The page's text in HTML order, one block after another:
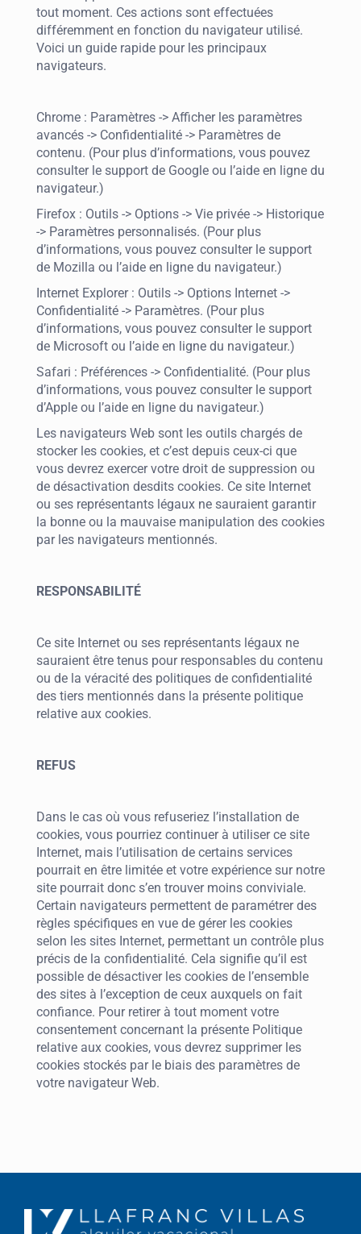
tout moment. Ces actions sont effectuées
différemment en fonction du navigateur utilisé.
Voici un guide rapide pour les principaux
navigateurs.
Chrome : Paramètres -> Afficher les paramètres
avancés -> Confidentialité -> Paramètres de
contenu. (Pour plus d’informations, vous pouvez
consulter le support de Google ou l’aide en ligne du
navigateur.)
Firefox : Outils -> Options -> Vie privée -> Historique
-> Paramètres personnalisés. (Pour plus
d’informations, vous pouvez consulter le support
de Mozilla ou l’aide en ligne du navigateur.)
Internet Explorer : Outils -> Options Internet ->
Confidentialité -> Paramètres. (Pour plus
d’informations, vous pouvez consulter le support
de Microsoft ou l’aide en ligne du navigateur.)
Safari : Préférences -> Confidentialité. (Pour plus
d’informations, vous pouvez consulter le support
d’Apple ou l’aide en ligne du navigateur.)
Les navigateurs Web sont les outils chargés de
stocker les cookies, et c’est depuis ceux-ci que
vous devrez exercer votre droit de suppression ou
de désactivation desdits cookies. Ce site Internet
ou ses représentants légaux ne sauraient garantir
la bonne ou la mauvaise manipulation des cookies
par les navigateurs mentionnés.
RESPONSABILITÉ
Ce site Internet ou ses représentants légaux ne
sauraient être tenus pour responsables du contenu
ou de la véracité des politiques de confidentialité
des tiers mentionnés dans la présente politique
relative aux cookies.
REFUS
Dans le cas où vous refuseriez l’installation de
cookies, vous pourriez continuer à utiliser ce site
Internet, mais l’utilisation de certains services
pourrait en être limitée et votre expérience sur notre
site pourrait donc s’en trouver moins conviviale.
Certain navigateurs permettent de paramétrer des
règles spécifiques en vue de gérer les cookies
selon les sites Internet, permettant un contrôle plus
précis de la confidentialité. Cela signifie qu’il est
possible de désactiver les cookies de l’ensemble
des sites à l’exception de ceux auxquels on fait
confiance. Pour retirer à tout moment votre
consentement concernant la présente Politique
relative aux cookies, vous devrez supprimer les
cookies stockés par le biais des paramètres de
votre navigateur Web.